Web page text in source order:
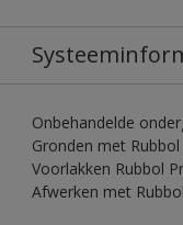
Onbehandelde
Gronden met Rubbol
Voorlakken Rubbol
Afwerken met